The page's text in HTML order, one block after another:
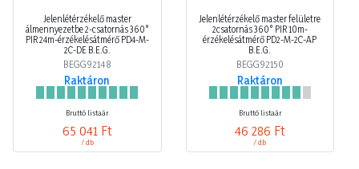
Jelenlétérzékelő master
álmennyezetbe 2-csatornás 360°
PIR 24m-érzékelésátmérő PD4-M-
2C-DE B.E.G.
BEGG92148
Raktáron
Bruttó listaár
65 041 Ft
/ db
Jelenlétérzékelő master felületre
2csatornás 360° PIR 10m-
érzékelésátmérő PD2-M-2C-AP
B.E.G.
BEGG92150
Raktáron
Bruttó listaár
46 286 Ft
/ db